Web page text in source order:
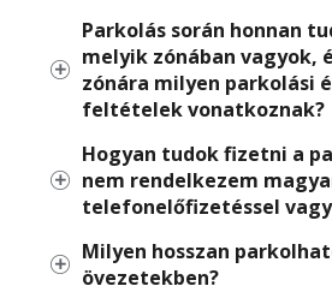
Parkolás során honnan
melyik zónában vagyok,
zónára milyen parkolási
feltételek vonatkoznak?
Hogyan tudok fizetni a
nem rendelkezem
telefonelőfizetéssel
Milyen hosszan
övezetekben?